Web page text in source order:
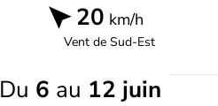
20 km/h
Vent deSud-Est
Du 6 au 12 juin